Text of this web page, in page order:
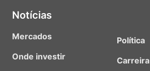
Notícias
Mercados
Onde investir
Política
Carreira